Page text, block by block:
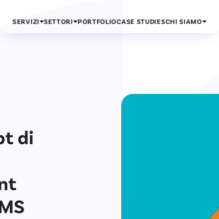
SERVIZI SETTORI PORTFOLIOCASE STUDIESCHI SIAMO
di